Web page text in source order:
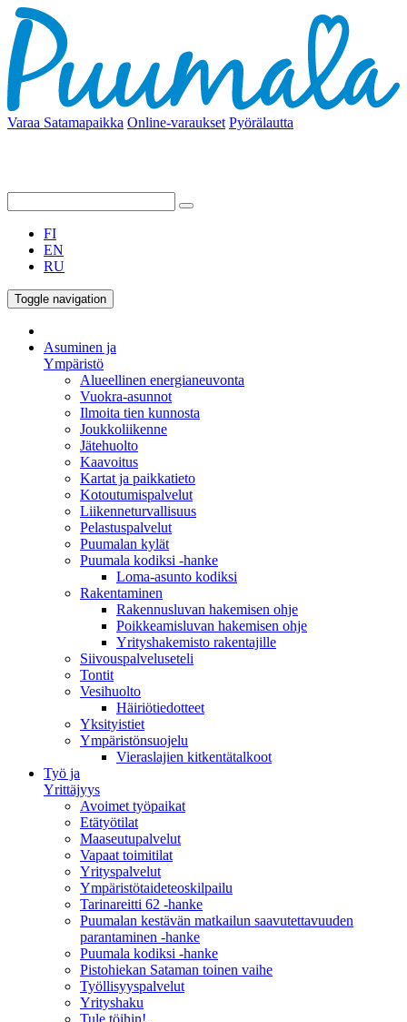
Varaa Satamapaikka Online-varaukset Pyörälautta
FI
EN
RU
Toggle navigation
Asuminen ja
Ympäristö
Alueellinen energianeuvonta
Vuokra-asunnot
Ilmoita tien kunnosta
Joukkoliikenne
Jätehuolto
Kaavoitus
Kartat ja paikkatieto
Kotoutumispalvelut
Liikenneturvallisuus
Pelastuspalvelut
Puumalan kylät
Puumala kodiksi -hanke
Loma-asunto kodiksi
Rakentaminen
Rakennusluvan hakemisen ohje
Poikkeamisluvan hakemisen ohje
Yrityshakemisto rakentajille
Siivouspalveluseteli
Tontit
Vesihuolto
Häiriötiedotteet
Yksityistiet
Ympäristönsuojelu
Vieraslajien kitkentätalkoot
Työ ja
Yrittäjyys
Avoimet työpaikat
Etätyötilat
Maaseutupalvelut
Vapaat toimitilat
Yrityspalvelut
Ympäristötaideteoskilpailu
Tarinareitti 62 -hanke
Puumalan kestävän matkailun saavutettavuuden
parantaminen -hanke
Puumala kodiksi -hanke
Pistohiekan Sataman toinen vaihe
Työllisyyspalvelut
Yrityshaku
Tule töihin!